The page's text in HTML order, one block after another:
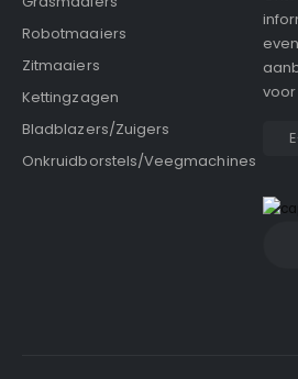
Robotmaaiers
Zitmaaiers
Kettingzagen
Bladblazers/Zuigers
Onkruidborstels/Veegmachines
voor